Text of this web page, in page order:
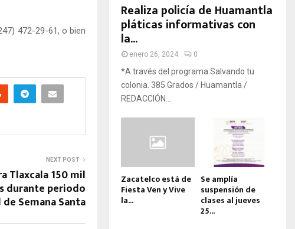
472-29-61, o bien
NEXT POST
Tlaxcala 150 mil
durante periodo
Semana Santa
Realiza policía de Huamantla
pláticas informativas con
la...
enero 26, 2024 0
*A través del programa Salvando tu
colonia. 385 Grados / Huamantla /
REDACCIÓN...
Zacatelco está de
Fiesta Ven y Vive
la...
Se amplía
suspensión de
clases al jueves
25...